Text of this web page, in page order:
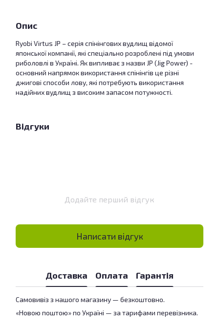
Опис
Ryobi Virtus JP – серія спінінгових вудлищ відомої
японської компанії, які спеціально розроблені під умови
риболовлі в Україні. Як випливає з назви JP (Jig Power) -
основний напрямок використання спінінгів це різні
джигові способи лову, які потребують використання
надійних вудлищ з високим запасом потужності.
Відгуки
Додайте перший відгук
Написати відгук
Доставка Оплата Гарантія
Самовивіз з нашого магазину — безкоштовно.
«Новою поштою» по Україні — за тарифами перевізника.